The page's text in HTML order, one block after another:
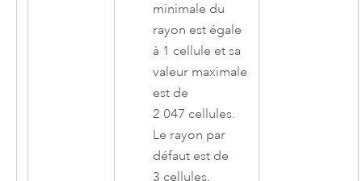
minimale du
rayon est égale
à 1 cellule et sa
valeur maximale
est de
2 047 cellules.
Le rayon par
défaut est de
3 cellules.